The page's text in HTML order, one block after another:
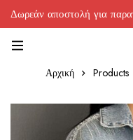
Δωρεάν αποστολή για
Αρχική Products